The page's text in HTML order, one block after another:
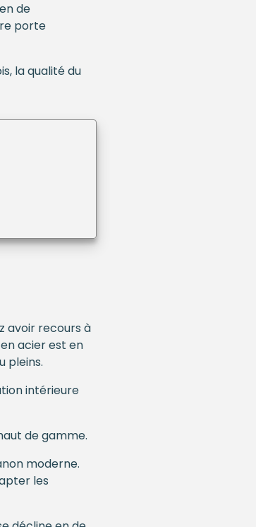
de
porte
la qualité du
avoir recours à
en acier est en
pleins.
intérieure
de gamme.
moderne.
les